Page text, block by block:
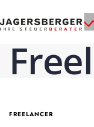
FREELANCER